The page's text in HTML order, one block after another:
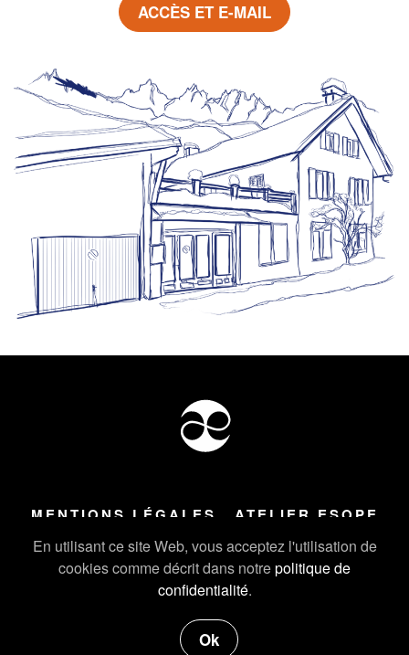
En utilisant ce site Web, vous acceptez l'utilisation de
cookies comme décrit dans notrepolitique de
confidentialité.
Ok
ACCÈS ET E-MAIL
MENTIONS LÉGALES ATELIER ESOPE